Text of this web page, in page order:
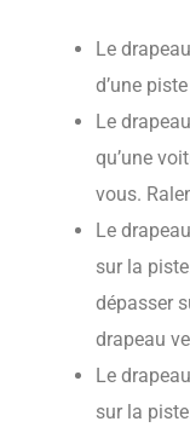
Le
d’une
Le
qu’une
vous.
Le
sur la
dépasser
drapeau
Le
sur la